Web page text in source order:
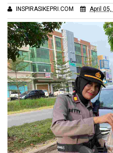
INSPIRASIKEPRI.COM April 05,